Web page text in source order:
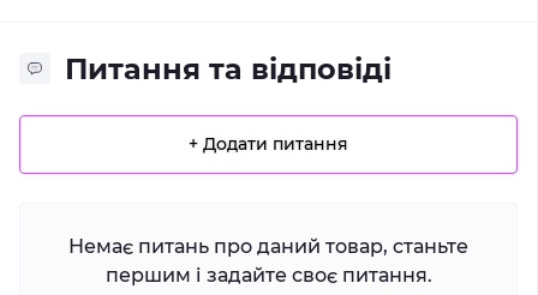
Питання та відповіді
+ Додати питання
Немає питань про даний товар, станьте
першим і задайте своє питання.